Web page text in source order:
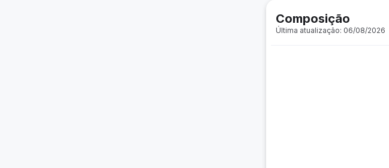
Composição
Última atualização: 06/08/2026